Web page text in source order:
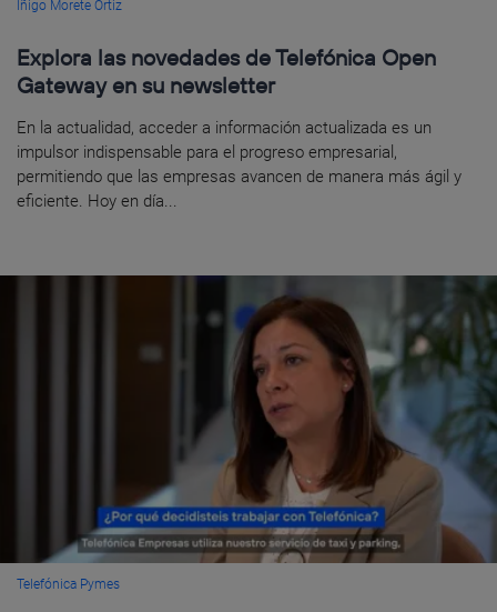
Íñigo Morete Ortiz
Explora las novedades de Telefónica Open
Gateway en su newsletter
En la actualidad, acceder a información actualizada es un
impulsor indispensable para el progreso empresarial,
permitiendo que las empresas avancen de manera más ágil y
eficiente. Hoy en día...
Telefónica Pymes